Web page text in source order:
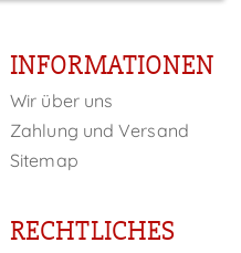
INFORMATIONEN
Wir über uns
Zahlung und Versand
Sitemap
RECHTLICHES